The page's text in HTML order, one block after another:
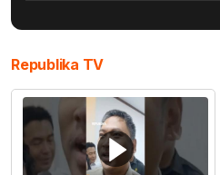
Republika TV